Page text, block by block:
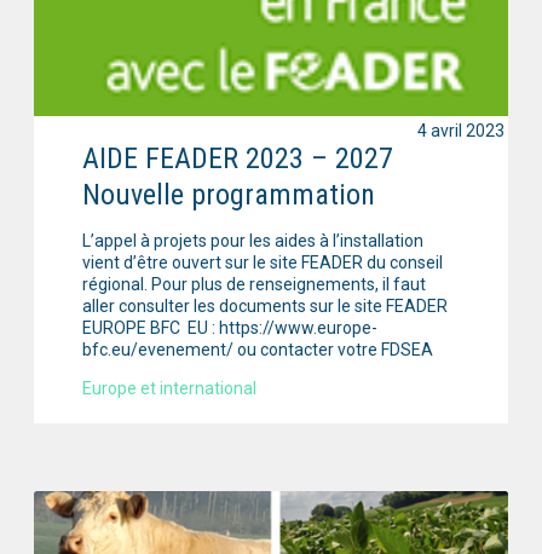
AIDE FEADER 2023 – 2027
Nouvelle programmation
L’appel à projets pour les aides à l’installation
vient d’être ouvert sur le site FEADER du conseil
régional. Pour plus de renseignements, il faut
aller consulter les documents sur le site FEADER
EUROPE BFC EU : https://www.europe-
bfc.eu/evenement/ ou contacter votre FDSEA
Europe et international
4 avril 2023